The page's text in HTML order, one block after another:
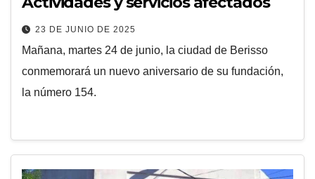
23 DE JUNIO DE 2025
Mañana, martes 24 de junio, la ciudad de Berisso
conmemorará un nuevo aniversario de su fundación,
la número 154.